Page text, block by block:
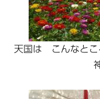
天国は こんなと